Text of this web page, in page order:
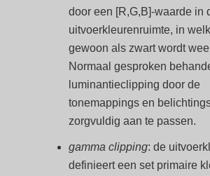
door een [R,G,B]-waarde in
uitvoerkleurenruimte, in
gewoon als zwart wordt
Normaal gesproken
luminantieclipping door de
tonemappings en
zorgvuldig aan te passen.
gamma clipping: de
definieert een set primaire